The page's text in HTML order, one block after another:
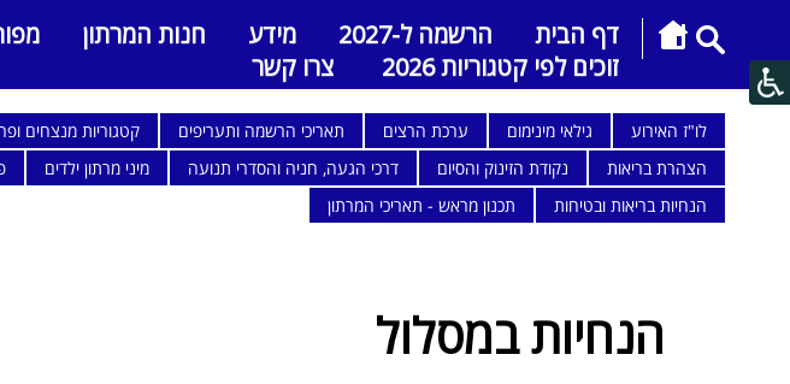
דף הבית הרשמה ל-2027 מידע חנות המרתון
זוכים לפי קטגוריות 2026
צרו קשר
לו"ז האירוע גילאי מינימום ערכת הרצים תאריכי הרשמה ותעריפים קטגוריות מנצחים
הצהרת בריאות
נקודת הזינוק והסיום דרכי הגעה, חניה והסדרי תנועה מיני מרתון ילדים
הנחיות בריאות ובטיחות
תכנון מראש - תאריכי המרתון
הנחיות במסלול